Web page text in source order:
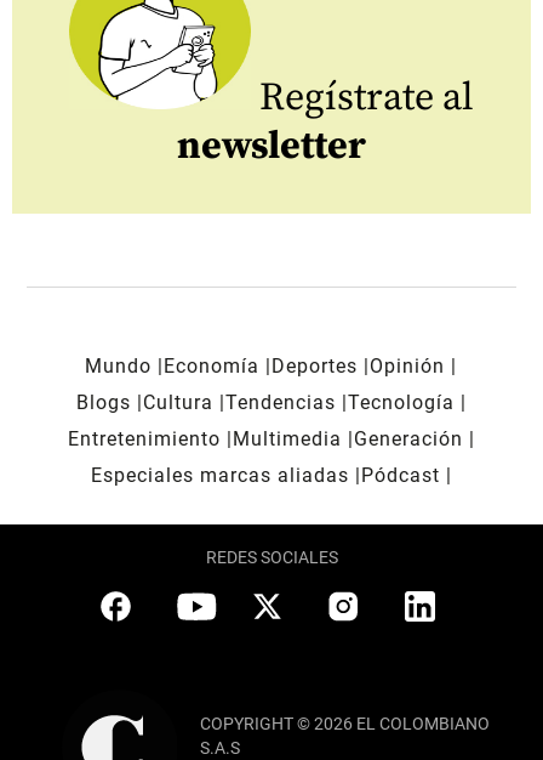
Regístrate al
newsletter
Mundo Economía Deportes
Opinión
Blogs
Cultura Tendencias Tecnología
Entretenimiento
Multimedia
Generación
Especiales marcas aliadas
Pódcast
REDES SOCIALES
COPYRIGHT © 2026 EL COLOMBIANO
S.A.S